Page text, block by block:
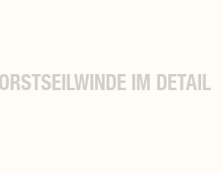
IM DETAIL